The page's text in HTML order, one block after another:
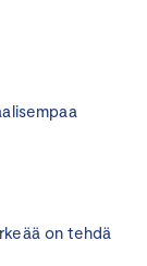
on tehdä